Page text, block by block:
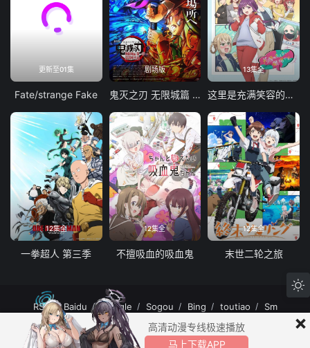
更新至01集
Fate/strange Fake
剧场版
鬼灭之刃 无限城篇 第一章 猗窝座再袭
13集全
这里是充满笑容的职场。
12集全
一拳超人 第三季
12集全
不擅吸血的吸血鬼
12集全
末世二轮之旅
RSS Baidu Google Sogou Bing toutiao Sm
MuteFun动漫网站-无声乐趣-(゜-゜)つロ 干杯~MuteFun动漫网站所有内容均来
自互联网分享站点所提供的公开引用资源，未提供资源上传、存储服务。
×
高清动漫专线极速播放
马上下载APP